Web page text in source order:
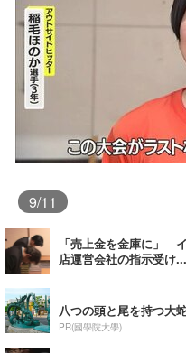
9/11
「売上金を金庫に」
店運営会社の指示受け...
八つの頭と尾を持つ大
PR(國學院大學)